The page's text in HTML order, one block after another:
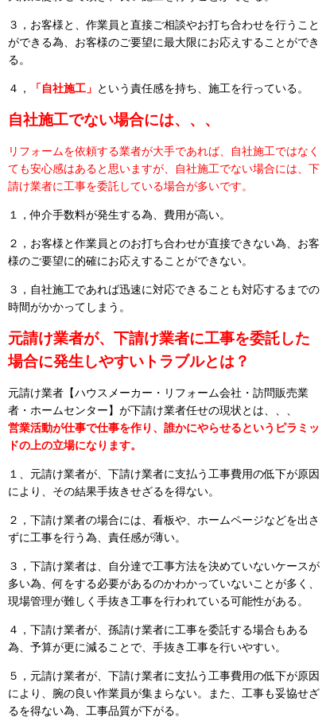
３，お客様と、作業員と直接ご相談やお打ち合わせを行うこと
ができる為、お客様のご要望に最大限にお応えすることができ
る。
４， 「自社施工」 という責任感を持ち、施工を行っている。
自社施工でない場合には、、、
リフォームを依頼する業者が大手であれば、自社施工ではなく
ても安心感はあると思いますが、自社施工でない場合には、下
請け業者に工事を委託している場合が多いです。
１，仲介手数料が発生する為、費用が高い。
２，お客様と作業員とのお打ち合わせが直接できない為、お客
様のご要望に的確にお応えすることができない。
３，自社施工であれば迅速に対応できることも対応するまでの
時間がかかってしまう。
元請け業者が、下請け業者に工事を委託した
場合に発生しやすいトラブルとは？
元請け業者【ハウスメーカー・リフォーム会社・訪問販売業
者・ホームセンター】が下請け業者任せの現状とは、、、
営業活動が仕事で仕事を作り、誰かにやらせるというピラミッ
ドの上の立場になります。
１、元請け業者が、下請け業者に支払う工事費用の低下が原因
により、その結果手抜きせざるを得ない。
２，下請け業者の場合には、看板や、ホームページなどを出さ
ずに工事を行う為、責任感が薄い。
３，下請け業者は、自分達で工事方法を決めていないケースが
多い為、何をする必要があるのかわかっていないことが多く、
現場管理が難しく手抜き工事を行われている可能性がある。
４，下請け業者が、孫請け業者に工事を委託する場合もある
為、予算が更に減ることで、手抜き工事を行いやすい。
５，元請け業者が、下請け業者に支払う工事費用の低下が原因
により、腕の良い作業員が集まらない。また、工事も妥協せざ
るを得ない為、工事品質が下がる。